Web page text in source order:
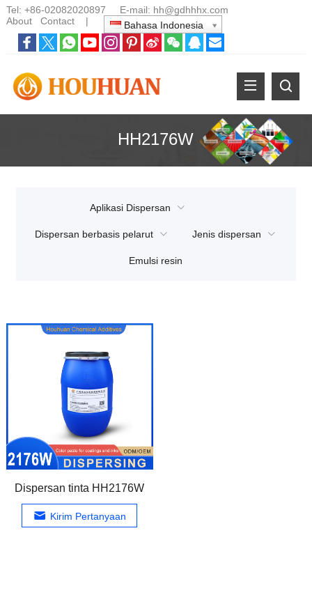
Tel: +86-02082020897 E-mail: hh@gdhhhx.com
About
Contact| Bahasa Indonesia
HH2176W
Aplikasi Dispersan
Dispersan berbasis pelarut Jenis dispersan
Emulsi resin
Dispersan tinta HH2176W
Kirim Pertanyaan